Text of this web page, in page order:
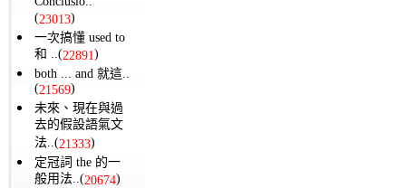
(23013)
一次搞懂 used to
和 ..(22891)
both ... and 就這..
(21569)
未來、現在與過
去的假設語氣文
法..(21333)
定冠詞 the 的一
般用法..(20674)